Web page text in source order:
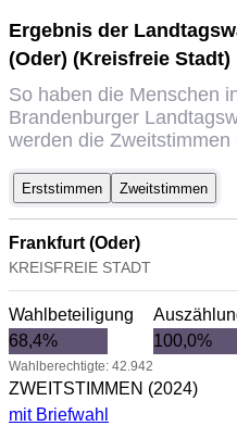
Ergebnis der
(Oder) (Kreisfreie Stadt)
So haben die Menschen
Brandenburger
werden die
Erststimmen Zweitstimmen
Frankfurt (Oder)
KREISFREIE STADT
Wahlbeteiligung
68,4%
Wahlberechtigte: 42.942
100,0%
ZWEITSTIMMEN (2024)
mit Briefwahl